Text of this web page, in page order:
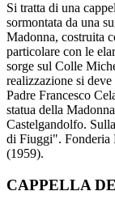
Si tratta di una
sormontata da una
Madonna, costruita
particolare con le
sorge sul Colle
realizzazione si
Padre Francesco
statua della
Castelgandolfo.
di Fiuggi". Fonderia
(1959).
CAPPELLA